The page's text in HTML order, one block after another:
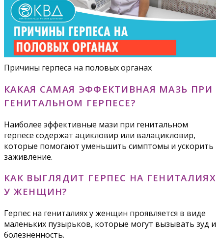
Причины герпеса на половых органах
КАКАЯ САМАЯ ЭФФЕКТИВНАЯ МАЗЬ ПРИ
ГЕНИТАЛЬНОМ ГЕРПЕСЕ?
Наиболее эффективные мази при генитальном
герпесе содержат ацикловир или валацикловир,
которые помогают уменьшить симптомы и ускорить
заживление.
КАК ВЫГЛЯДИТ ГЕРПЕС НА ГЕНИТАЛИЯХ
У ЖЕНЩИН?
Герпес на гениталиях у женщин проявляется в виде
маленьких пузырьков, которые могут вызывать зуд и
болезненность.